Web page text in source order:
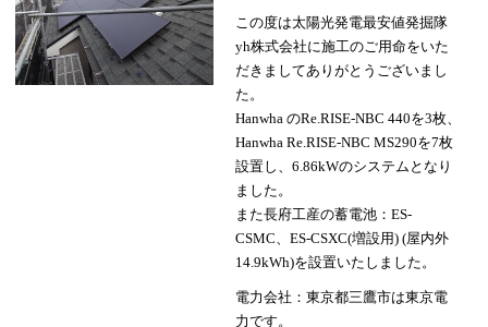
この度は太陽光発電最安値発掘隊
yh株式会社に施工のご用命をいた
だきましてありがとうございまし
た。
Hanwha のRe.RISE-NBC 440を3枚、
Hanwha Re.RISE-NBC MS290を7枚
設置し、6.86kWのシステムとなり
ました。
また長府工産の蓄電池：ES-
CSMC、ES-CSXC(増設用) (屋内外
14.9kWh)を設置いたしました。
電力会社：東京都三鷹市は東京電
力です。